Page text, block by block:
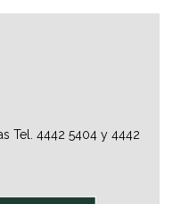
Tel. 4442 5404 y 4442